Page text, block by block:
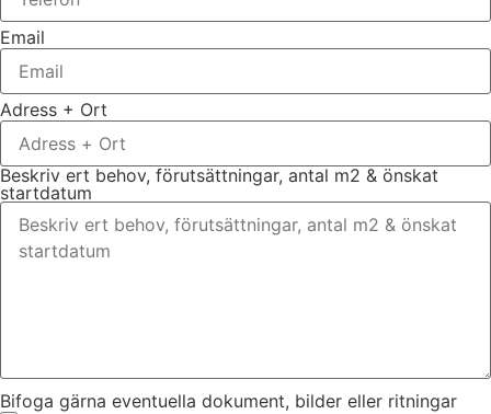
Email
Adress + Ort
Beskriv ert behov, förutsättningar, antal m2 & önskat
startdatum
Bifoga gärna eventuella dokument, bilder eller ritningar